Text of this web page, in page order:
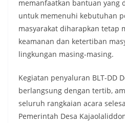
memanfaatkan bantuan yang
untuk memenuhi kebutuhan
masyarakat diharapkan tetap
keamanan dan ketertiban
lingkungan masing-masing.
Kegiatan penyaluran BLT-DD
berlangsung dengan tertib,
seluruh rangkaian acara
Pemerintah Desa